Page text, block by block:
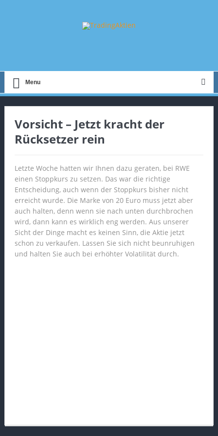
Menu
Vorsicht – Jetzt kracht der
Rücksetzer rein
Letzte Woche hatten wir Ihnen dazu geraten, bei RWE
einen Stoppkurs zu setzen. Das war die richtige
Entscheidung, auch wenn der Stoppkurs bisher nicht
erreicht wurde. Die Marke von 20 Euro muss jetzt aber
auch halten, denn wenn sie nach unten durchbrochen
wird, dann kann es wirklich eng werden. Aus unserer
Sicht der Dinge macht es keinen Sinn, die Aktie jetzt
schon zu verkaufen. Lassen Sie sich nicht beunruhigen
und halten Sie auch bei erhöhter Volatilität durch.